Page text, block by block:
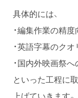
具体的には、
・編集作業の精度
・英語字幕のク
・国内外映画祭
といった工程に